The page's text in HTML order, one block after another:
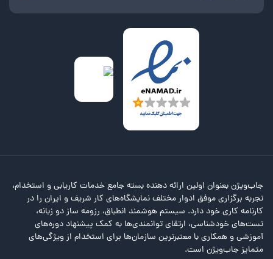
جاب‌ویژن بعنوان اولین ارائه دهنده بسته جامع خدمات کاریابی و استخدام،
تجربه برگزاری موفق ادوار مختلف نمایشگاه‌های کار شریف و ایران را در
کارنامه کاری خود دارد. سیستم هوشمند انطباق، رزومه ساز دو زبانه،
تست‌های خودشناسی، ارتقای توانمندی‌ها به کمک پیشنهاد دوره‌های
آموزشی و همکاری با معتبرترین سازمان‌ها برای استخدام از ویژگی‌های
متمایز جاب‌ویژن است.